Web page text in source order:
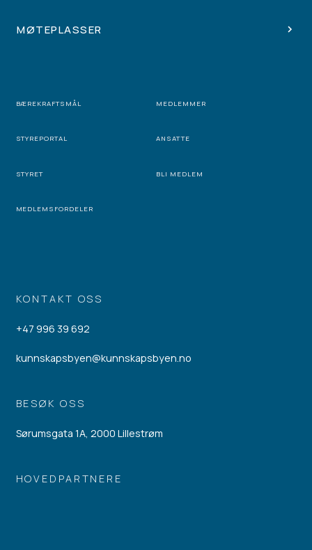
KONTAKT OSS
+47 996 39 692
kunnskapsbyen@kunnskapsbyen.no
BESØK OSS
Sørumsgata 1A, 2000 Lillestrøm
HOVEDPARTNERE
MØTEPLASSER
BÆREKRAFTSMÅL MEDLEMMER
STYREPORTAL ANSATTE
STYRET BLI MEDLEM
MEDLEMSFORDELER